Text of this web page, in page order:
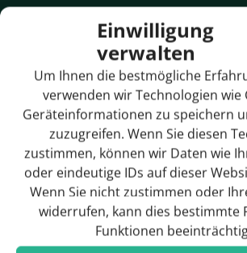
Einwilligung
verwalten
Um Ihnen die bestmögliche
verwenden wir Technologien wie
Geräteinformationen zu speichern
zuzugreifen. Wenn Sie diesen
zustimmen, können wir Daten wie
oder eindeutige IDs auf dieser
Wenn Sie nicht zustimmen oder
widerrufen, kann dies bestimmte
Funktionen
Anreise / Ortsplan
Bildergalerie
Breitbandversorgung
Bürgermeister
Gemeinderat
Geschichte